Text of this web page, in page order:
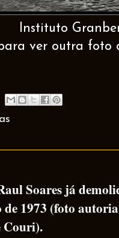
Instituto
ver outra foto
Soares já
de 1973 (foto
Couri).